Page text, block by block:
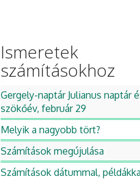
Ismeretek
számításokhoz
Gergely-naptár Julianus naptár
szökőév, február 29
Melyik a nagyobb tört?
Számítások megújulása
Számítások dátummal,